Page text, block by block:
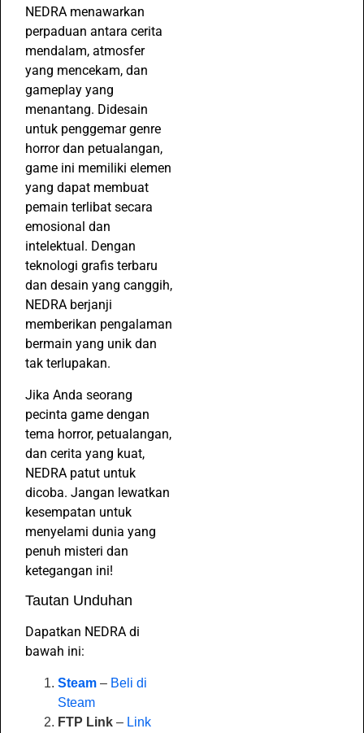
NEDRA menawarkan
perpaduan antara cerita
mendalam, atmosfer
yang mencekam, dan
gameplay yang
menantang. Didesain
untuk penggemar genre
horror dan petualangan,
game ini memiliki elemen
yang dapat membuat
pemain terlibat secara
emosional dan
intelektual. Dengan
teknologi grafis terbaru
dan desain yang canggih,
NEDRA berjanji
memberikan pengalaman
bermain yang unik dan
tak terlupakan.
Jika Anda seorang
pecinta game dengan
tema horror, petualangan,
dan cerita yang kuat,
NEDRA patut untuk
dicoba. Jangan lewatkan
kesempatan untuk
menyelami dunia yang
penuh misteri dan
ketegangan ini!
Tautan Unduhan
Dapatkan NEDRA di
bawah ini:
Steam – Beli di
Steam
FTP Link – Link